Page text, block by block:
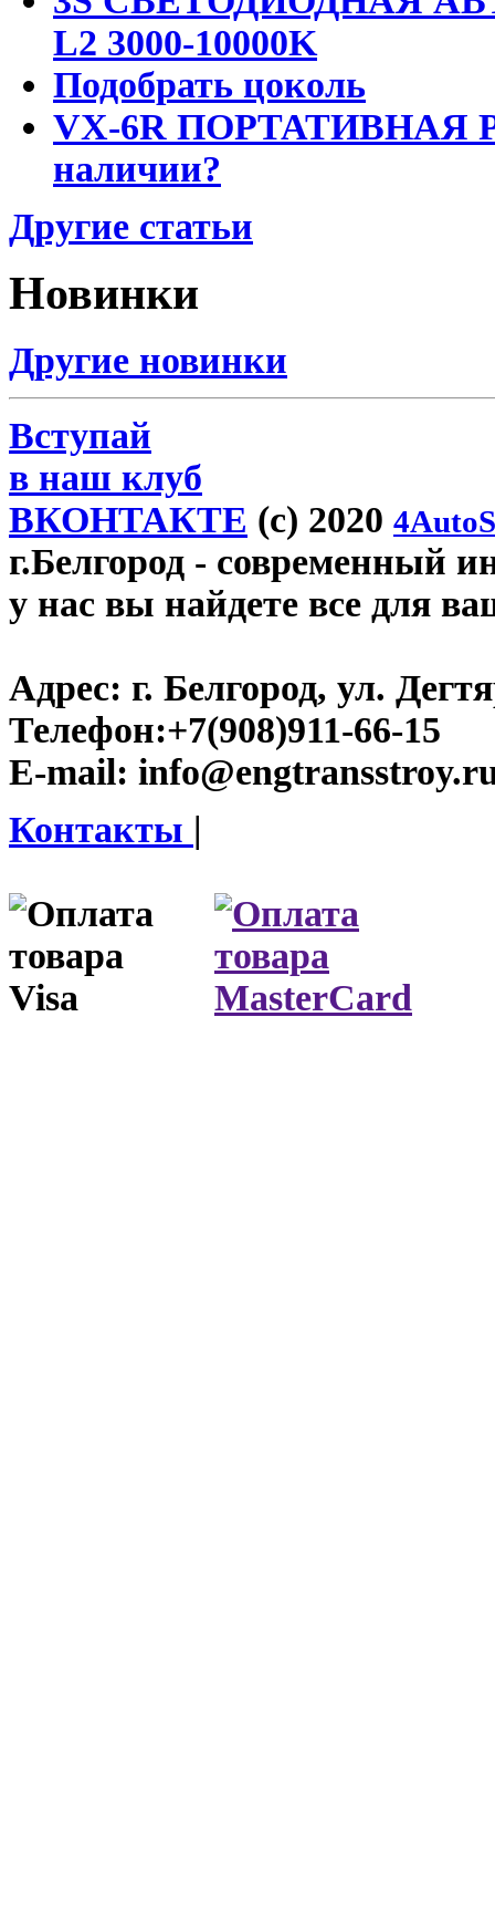
L2 3000-10000K
Подобрать цоколь
VX-6R ПОРТАТИВНАЯ
наличии?
Другие статьи
Новинки
Другие новинки
Вступай
в наш клуб
ВКОНТАКТЕ (c) 2020
г.Белгород - современный
у нас вы найдете все для
Адрес: г. Белгород, ул.
Телефон:+7(908)911-66-15
E-mail:
Контакты |